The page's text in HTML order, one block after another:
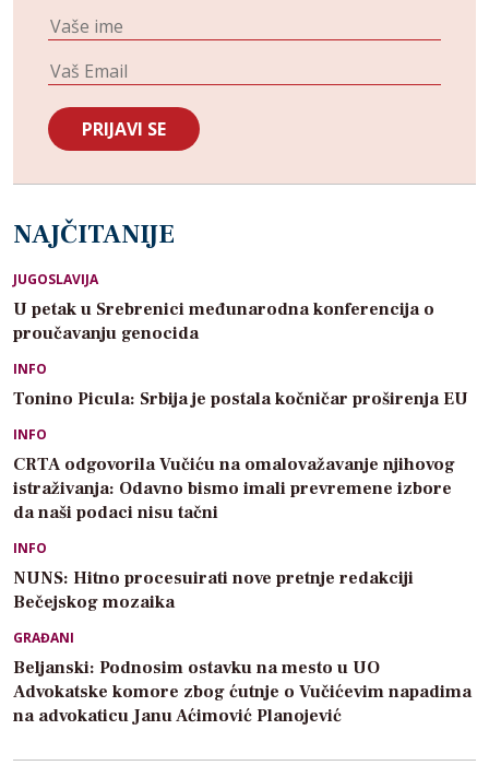
NAJČITANIJE
JUGOSLAVIJA
U petak u Srebrenici međunarodna konferencija o
proučavanju genocida
INFO
Tonino Picula: Srbija je postala kočničar proširenja EU
INFO
CRTA odgovorila Vučiću na omalovažavanje njihovog
istraživanja: Odavno bismo imali prevremene izbore
da naši podaci nisu tačni
INFO
NUNS: Hitno procesuirati nove pretnje redakciji
Bečejskog mozaika
GRAĐANI
Beljanski: Podnosim ostavku na mesto u UO
Advokatske komore zbog ćutnje o Vučićevim napadima
na advokaticu Janu Aćimović Planojević